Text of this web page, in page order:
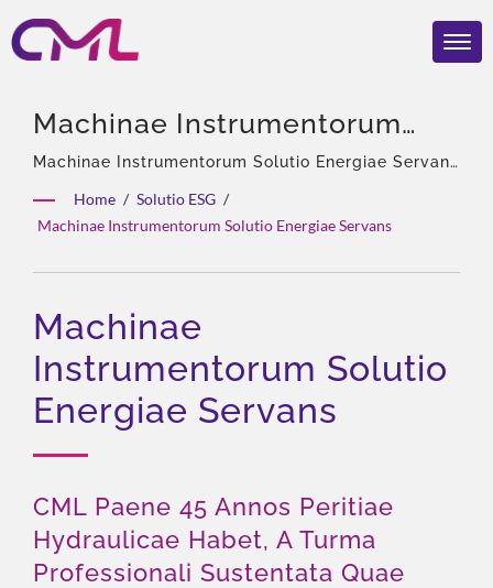
Machinae Instrumentorum
Solutio Energiae Servans |
EMC, ISO 9001, Et CE
Certificata Valvulae
Hydraulicae – CML’s Globalis
Recognitio
Machinae Instrumentorum Solutio Energiae Servans
Home / Solutio ESG /
Machinae Instrumentorum Solutio Energiae Servans
Machinae
Instrumentorum Solutio
Energiae Servans
CML Paene 45 Annos Peritiae
Hydraulicae Habet, A Turma
Professionali Sustentata Quae